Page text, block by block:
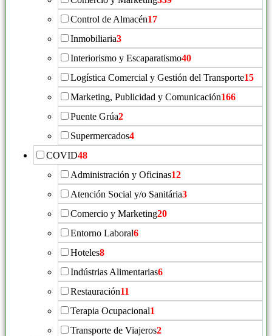
Control de Almacén17
Inmobiliaria3
Interiorismo y Escaparatismo40
Logística Comercial y Gestión del Transporte15
Marketing, Publicidad y Comunicación166
Puente Grúa2
Supermercados4
COVID48
Administración y Oficinas12
Atención Social y/o Sanitária3
Comercio y Marketing20
Entorno Laboral6
Hoteles8
Indústrias Alimentarias6
Restauración11
Terapia Ocupacional1
Transporte de Viajeros2